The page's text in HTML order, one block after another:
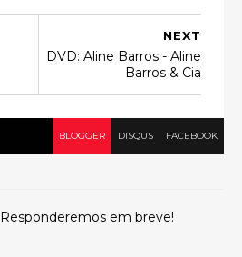
NEXT
DVD: Aline Barros - Aline
Barros & Cia
BLOGGER DISQUS FACEBOOK
em breve!